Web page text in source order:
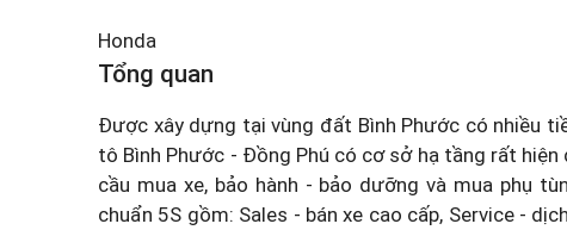
Honda
Tổng quan
Được xây dựng tại vùng đất Bình Phước có nhiều
tô Bình Phước - Đồng Phú có cơ sở hạ tầng rất
cầu mua xe, bảo hành - bảo dưỡng và mua phụ
chuẩn 5S gồm: Sales - bán xe cao cấp, Service -